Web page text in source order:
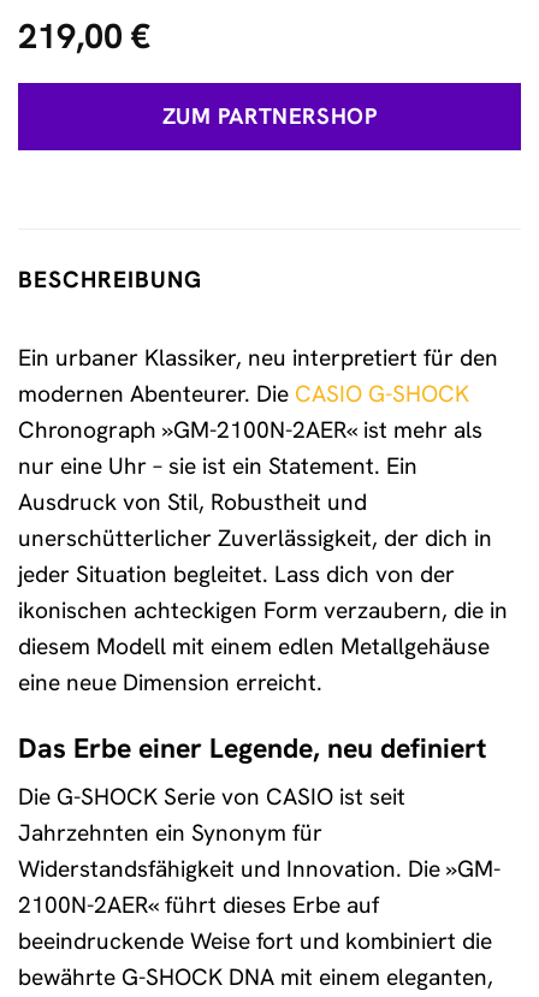
219,00 €
ZUM PARTNERSHOP
BESCHREIBUNG
Ein urbaner Klassiker, neu interpretiert für den
modernen Abenteurer. Die CASIO G-SHOCK
Chronograph »GM-2100N-2AER« ist mehr als
nur eine Uhr – sie ist ein Statement. Ein
Ausdruck von Stil, Robustheit und
unerschütterlicher Zuverlässigkeit, der dich in
jeder Situation begleitet. Lass dich von der
ikonischen achteckigen Form verzaubern, die in
diesem Modell mit einem edlen Metallgehäuse
eine neue Dimension erreicht.
Das Erbe einer Legende, neu definiert
Die G-SHOCK Serie von CASIO ist seit
Jahrzehnten ein Synonym für
Widerstandsfähigkeit und Innovation. Die »GM-
2100N-2AER« führt dieses Erbe auf
beeindruckende Weise fort und kombiniert die
bewährte G-SHOCK DNA mit einem eleganten,